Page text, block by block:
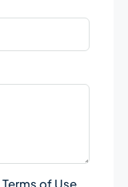
Terms of Use